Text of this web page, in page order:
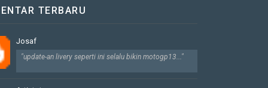
TERBARU
Josaf
"update-an livery seperti ini selalu bikin motogp13..."